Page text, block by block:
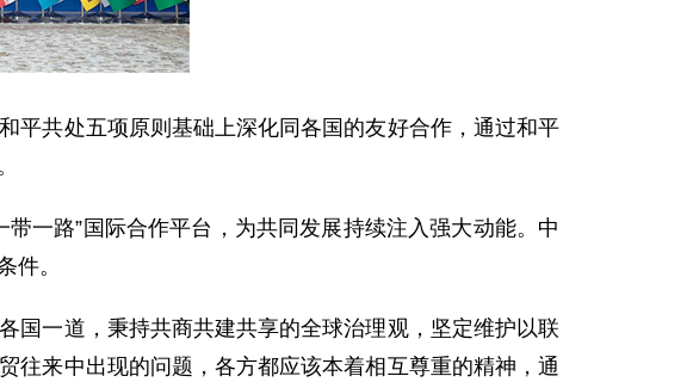
共处五项原则基础上深化同各国的友好合作，通过和平
一路”国际合作平台，为共同发展持续注入强大动能。中
件。
一道，秉持共商共建共享的全球治理观，坚定维护以联
往来中出现的问题，各方都应该本着相互尊重的精神，通